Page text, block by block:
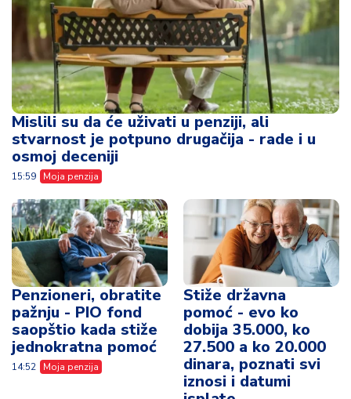
Mislili su da će uživati u penziji, ali
stvarnost je potpuno drugačija - rade i u
osmoj deceniji
15:59 Moja penzija
Penzioneri, obratite
pažnju - PIO fond
saopštio kada stiže
jednokratna pomoć
14:52 Moja penzija
Stiže državna
pomoć - evo ko
dobija 35.000, ko
27.500 a ko 20.000
dinara, poznati svi
iznosi i datumi